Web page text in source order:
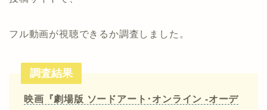
フル動画が視聴できるか調査しました。
調査結果
映画『劇場版 ソードアート･オンライン -オーデ